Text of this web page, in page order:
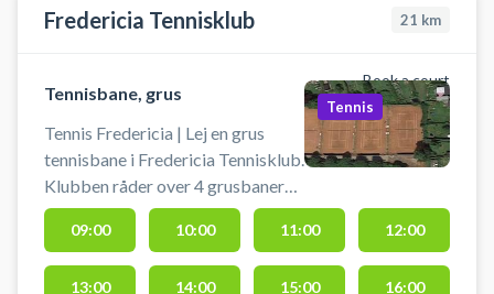
Fredericia Tennisklub 21 km
Book a court
Tennisbane, grus
Tennis Fredericia | Lej en grus
tennisbane i Fredericia Tennisklub.
Klubben råder over 4 grusbaner
(bane 1-4) samt 1 kunsstofbane
(bane 5). Book tennisbane og spil
tennis i Fredericia på udendørs
Tennis
09:00 10:00 11:00 12:00
13:00 14:00 15:00 16:00